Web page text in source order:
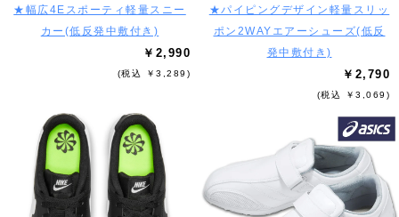
★幅広4Eスポーティ軽量スニー
カー(低反発中敷付き)
￥2,990
(税込 ￥3,289)
★パイピングデザイン軽量スリッ
ポン2WAYエアーシューズ(低反
発中敷付き)
￥2,790
(税込 ￥3,069)